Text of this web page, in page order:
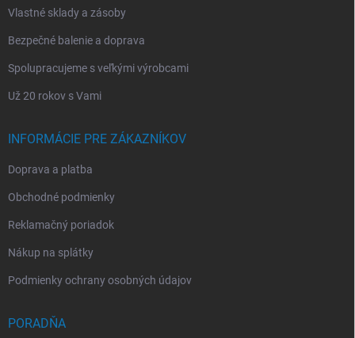
Vlastné sklady a zásoby
Bezpečné balenie a doprava
Spolupracujeme s veľkými výrobcami
Už 20 rokov s Vami
INFORMÁCIE PRE ZÁKAZNÍKOV
Doprava a platba
Obchodné podmienky
Reklamačný poriadok
Nákup na splátky
Podmienky ochrany osobných údajov
PORADŇA